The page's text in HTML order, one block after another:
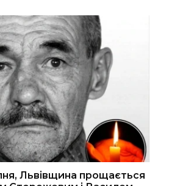
Львівщина прощається